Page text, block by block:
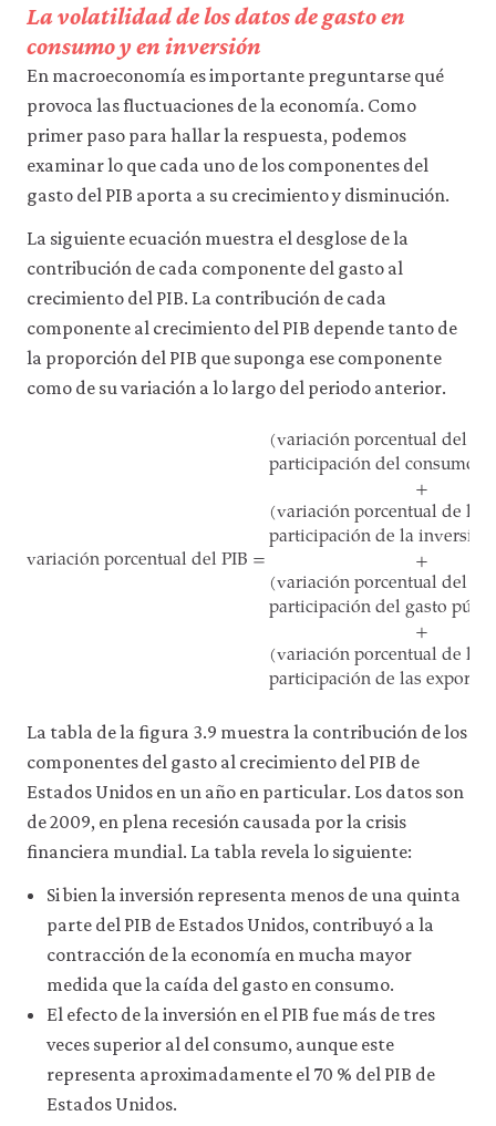
La volatilidad de los datos de gasto en
consumo y en inversión
En macroeconomía es importante preguntarse qué
provoca las fluctuaciones de la economía. Como
primer paso para hallar la respuesta, podemos
examinar lo que cada uno de los componentes del
gasto del PIB aporta a su crecimiento y disminución.
La siguiente ecuación muestra el desglose de la
contribución de cada componente del gasto al
crecimiento del PIB. La contribución de cada
componente al crecimiento del PIB depende tanto de
la proporción del PIB que suponga ese componente
como de su variación a lo largo del periodo anterior.
variación porcentual del PIB =
(variación porcentual del
participación del consumo
+
(variación porcentual de
participación de la inversi
+
(variación porcentual del
participación del gasto pú
+
(variación porcentual de
participación de las
variación porcentual del PIB = (variación porcentual del
La tabla de la figura 3.9 muestra la contribución de los
componentes del gasto al crecimiento del PIB de
Estados Unidos en un año en particular. Los datos son
de 2009, en plena recesión causada por la crisis
financiera mundial. La tabla revela lo siguiente:
Si bien la inversión representa menos de una quinta
parte del PIB de Estados Unidos, contribuyó a la
contracción de la economía en mucha mayor
medida que la caída del gasto en consumo.
El efecto de la inversión en el PIB fue más de tres
veces superior al del consumo, aunque este
representa aproximadamente el 70 % del PIB de
Estados Unidos.